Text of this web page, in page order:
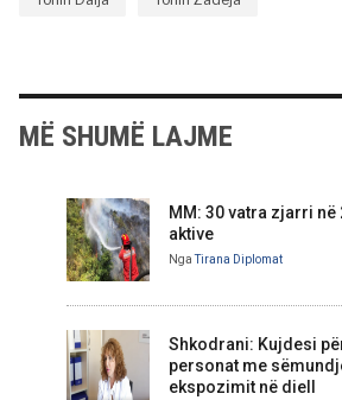
MË SHUMË LAJME
MM: 30 vatra zjarri
aktive
NgaTirana Diplomat
Shkodrani: Kujdesi
personat me
ekspozimit në diell